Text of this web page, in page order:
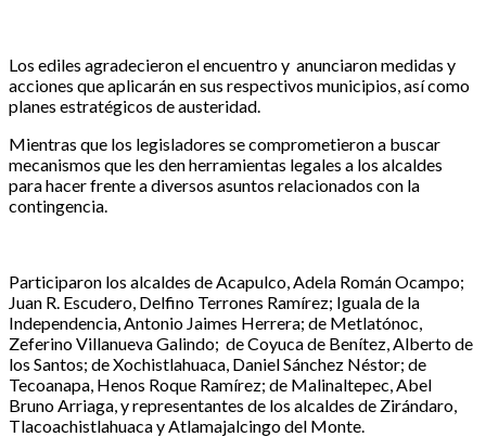
Los ediles agradecieron el encuentro y anunciaron medidas y
acciones que aplicarán en sus respectivos municipios, así como
planes estratégicos de austeridad.
Mientras que los legisladores se comprometieron a buscar
mecanismos que les den herramientas legales a los alcaldes
para hacer frente a diversos asuntos relacionados con la
contingencia.
Participaron los alcaldes de Acapulco, Adela Román Ocampo;
Juan R. Escudero, Delfino Terrones Ramírez; Iguala de la
Independencia, Antonio Jaimes Herrera; de Metlatónoc,
Zeferino Villanueva Galindo; de Coyuca de Benítez, Alberto de
los Santos; de Xochistlahuaca, Daniel Sánchez Néstor; de
Tecoanapa, Henos Roque Ramírez; de Malinaltepec, Abel
Bruno Arriaga, y representantes de los alcaldes de Zirándaro,
Tlacoachistlahuaca y Atlamajalcingo del Monte.